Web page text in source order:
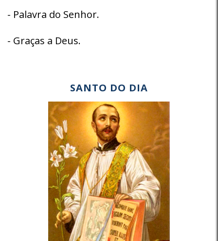
- Palavra do Senhor.
- Graças a Deus.
SANTO DO DIA